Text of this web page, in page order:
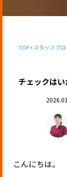
TOP スタッフブロ
チェックはい
こんにちは。